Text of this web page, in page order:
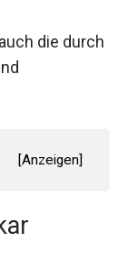
die durch
[Anzeigen]